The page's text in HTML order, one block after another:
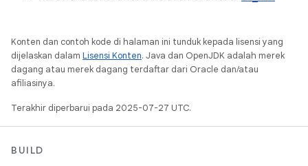
Konten dan contoh kode di halaman ini tunduk kepada lisensi yang
dijelaskan dalam Lisensi Konten. Java dan OpenJDK adalah merek
dagang atau merek dagang terdaftar dari Oracle dan/atau
afiliasinya.
Terakhir diperbarui pada 2025-07-27 UTC.
BUILD